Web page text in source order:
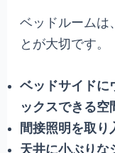
ベッドルームは
とが大切です。
ベッドサイドに
ックスできる空
間接照明を取り
天井に小ぶりな